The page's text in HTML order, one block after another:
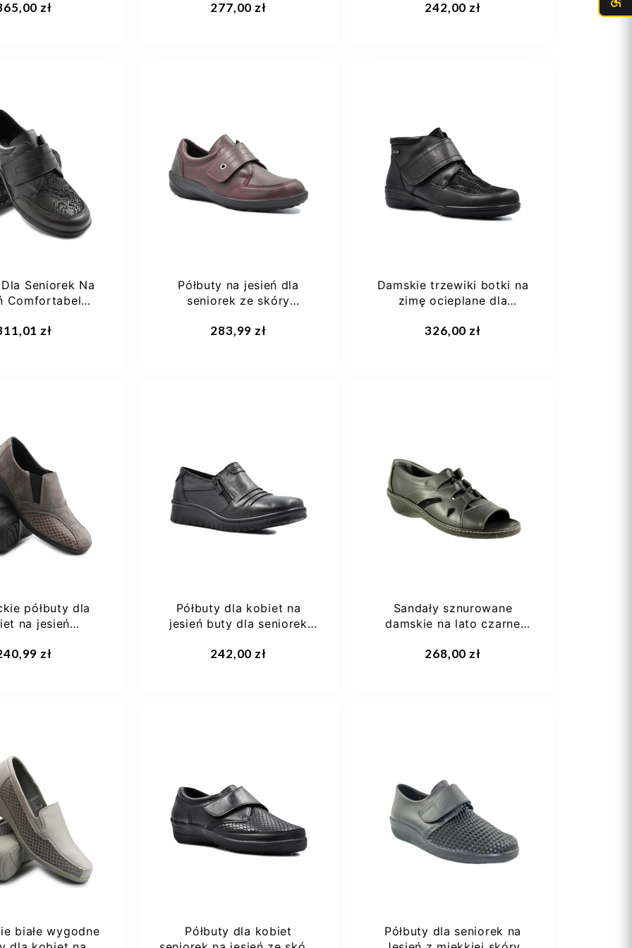
zł
36 40
277,00 zł
37
242,00 zł
37
Seniorek Na
Comfortabel
zł
43
Półbuty na jesień dla
seniorek ze skóry
283,99 zł
37
Damskie trzewiki botki na
zimę ocieplane dla
326,00 zł
36
półbuty dla
na jesień
zł
37
Półbuty dla kobiet na
jesień buty dla seniorek
242,00 zł
36
Sandały sznurowane
damskie na lato czarne
268,00 zł
38
białe wygodne
Półbuty dla kobiet
Półbuty dla seniorek na